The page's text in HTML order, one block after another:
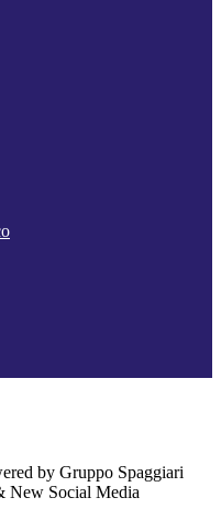
by Gruppo Spaggiari
New Social Media